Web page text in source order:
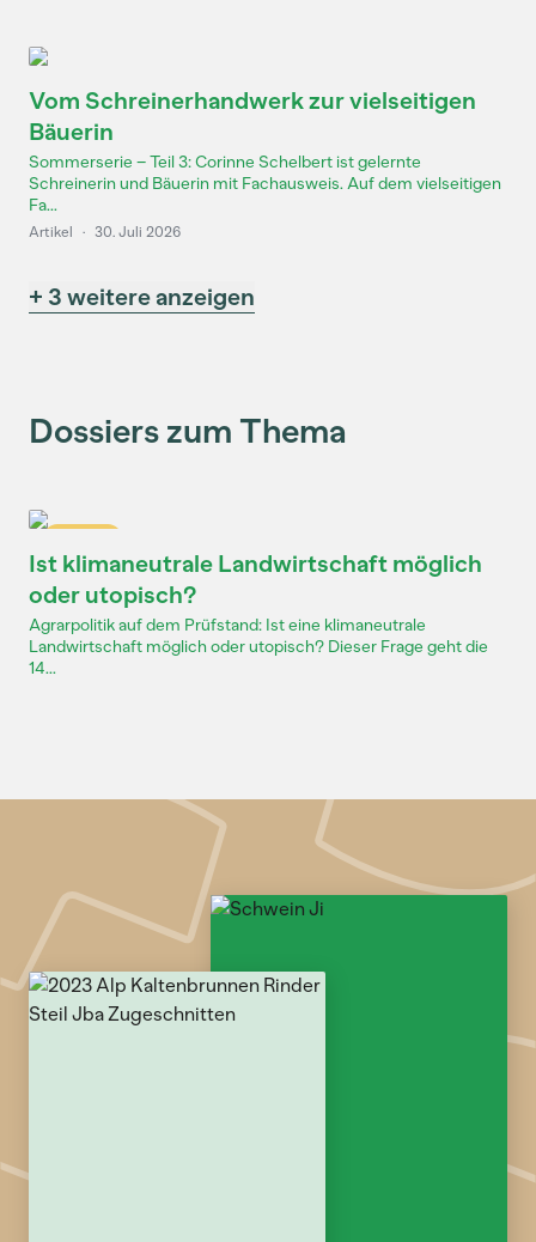
Vom Schreinerhandwerk zur vielseitigen
Bäuerin
Sommerserie – Teil 3: Corinne Schelbert ist gelernte
Schreinerin und Bäuerin mit Fachausweis. Auf dem vielseitigen
Fa...
Artikel · 30. Juli 2026
+ 3 weitere anzeigen
Dossiers zum Thema
Ist klimaneutrale Landwirtschaft möglich
oder utopisch?
Agrarpolitik auf dem Prüfstand: Ist eine klimaneutrale
Landwirtschaft möglich oder utopisch? Dieser Frage geht die
14...